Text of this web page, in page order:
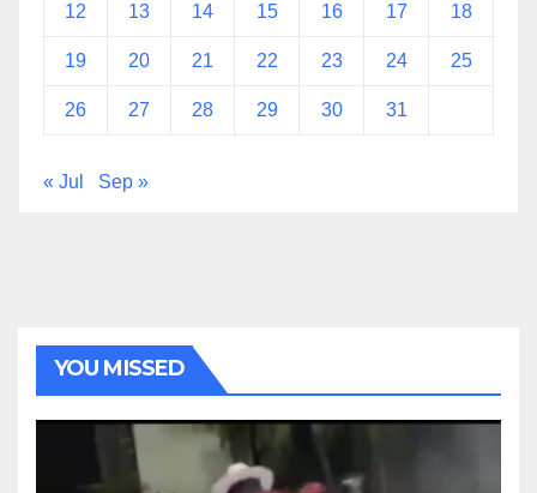
12 13 14 15 16 17 18
19 20 21 22 23 24 25
26 27 28 29 30 31
« Jul Sep »
YOU MISSED